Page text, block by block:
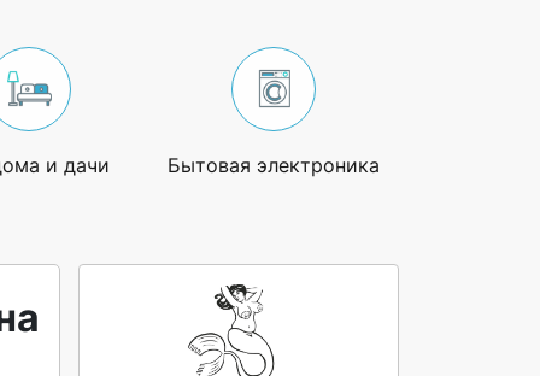
и дачи Бытовая электроника